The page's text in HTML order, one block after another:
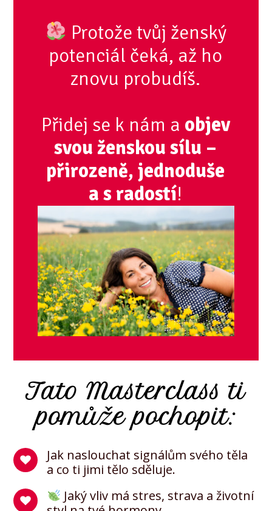
Protože tvůj ženský
potenciál čeká, až ho
znovu probudíš.
Přidej se k nám a objev
svou ženskou sílu –
přirozeně, jednoduše
a s radostí!
Tato Masterclass ti
pomůže pochopit:
Jak naslouchat signálům svého těla
a co ti jimi tělo sděluje.
Jaký vliv má stres, strava a životní